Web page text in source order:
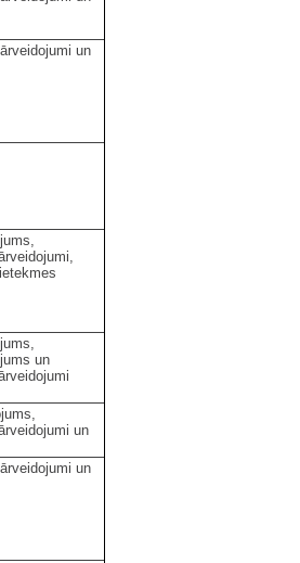
un
un
un
un